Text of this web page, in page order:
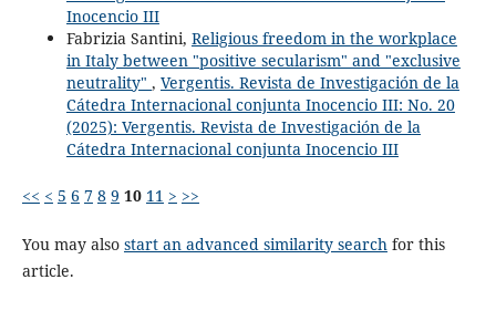
Inocencio III
Fabrizia Santini, Religious freedom in the workplace
in Italy between "positive secularism" and "exclusive
neutrality" , Vergentis. Revista de Investigación de la
Cátedra Internacional conjunta Inocencio III: No. 20
(2025): Vergentis. Revista de Investigación de la
Cátedra Internacional conjunta Inocencio III
<< < 5 6 7 8 9 10 11 > >>
You may also start an advanced similarity searchfor this
article.